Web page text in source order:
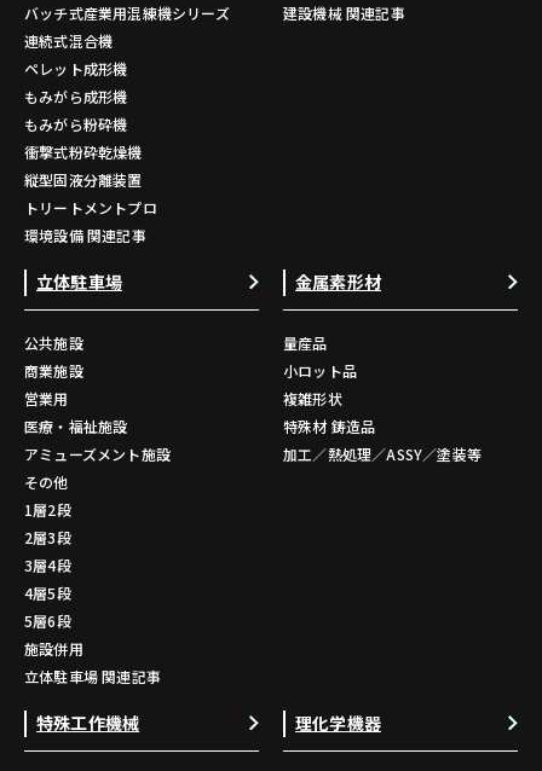
バッチ式産業用混練機シリーズ
連続式混合機
ペレット成形機
もみがら成形機
もみがら粉砕機
衝撃式粉砕乾燥機
縦型固液分離装置
トリートメントプロ
環境設備 関連記事
建設機械 関連記事
立体駐車場
公共施設
商業施設
営業用
医療・福祉施設
アミューズメント施設
その他
1層2段
2層3段
3層4段
4層5段
5層6段
施設併用
立体駐車場 関連記事
金属素形材
量産品
小ロット品
複雑形状
特殊材 鋳造品
加工／熱処理／ASSY／塗装等
特殊工作機械 理化学機器